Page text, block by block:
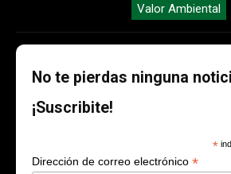
Valor Ambiental
No te pierdas ninguna
¡Suscribite!
*
Dirección de correo electrónico *